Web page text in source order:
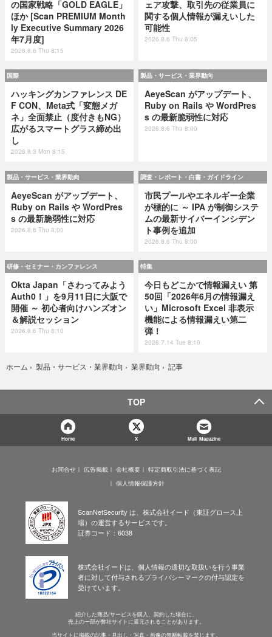
の国家戦略「GOLD EAGLE」
ほか [Scan PREMIUM Month
ly Executive Summary 2026
年7月度]
2026.8.6 Thu 8:15
ェア攻撃、取引先の従業員に
関する個人情報が漏えいした
可能性
2026.8.6 Thu 8:05
国際
ハッキングカンファレンス DE
F CON、Meta式「変態メガ
ネ」全面禁止（度付きもNG）
広がるスマートグラス締め出
し
2026.8.3 Mon 8:15
製品・サービス・業界動向
AeyeScan がアップデート、
Ruby on Rails や WordPres
s の最新脆弱性に対応
2026.8.6 Thu 8:00
製品・サービス・業界動向
AeyeScan がアップデート、
Ruby on Rails や WordPres
s の最新脆弱性に対応
2026.8.6 Thu 8:00
調査・レポート・白書・ガイドライン
市民プールやエネルギー企業
が標的に ～ IPA が制御システ
ムの最新サイバーインシデン
ト事例を追加
2026.8.6 Thu 8:00
研修・セミナー・カンファレンス
Okta Japan「さわってみよう
Auth0！」を9月11日に大阪で
開催 ～ 初心者向けハンズオン
＆解説セッション
2026.8.6 Thu 8:10
特集
今日もどこかで情報漏えい 第
50回「2026年6月の情報漏え
い」Microsoft Excel 非表示
機能による情報漏えい第二
弾！
2026.7.14 Tue 8:10
ホーム › 製品・サービス・業界動向 › 業界動向 › 記事
TOP
Home X Mail Magazine
お問合せ 広告掲載 会社概要
特定商取引法に基づく表記
個人情報保護方針
ScanNetSecurity は、株式会社イード（東証グロース上
場）の運営するサービスです。
証券コード：6038
株式会社イードは、個人情報の適切な取扱いを行う事業
者に対して付与されるプライバシーマークの付与認定を
受けています。
紹介した商品/サービスを購入、契約した場合に、
売上の一部が弊社サイトに還元されることがあります。
当サイトに掲載の記事・見出し・写真・画像の無断転載を禁じます。